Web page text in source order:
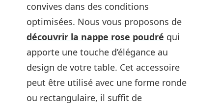
convives dans des conditions
optimisées. Nous vous proposons de
découvrir la nappe rose poudré qui
apporte une touche d’élégance au
design de votre table. Cet accessoire
peut être utilisé avec une forme ronde
ou rectangulaire, il suffit de